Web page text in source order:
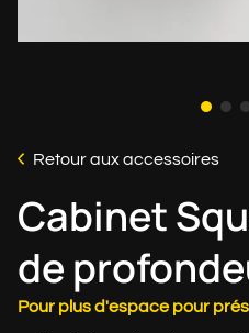
Retour aux accessoires
Cabinet
de
Pour plus d'espace pour